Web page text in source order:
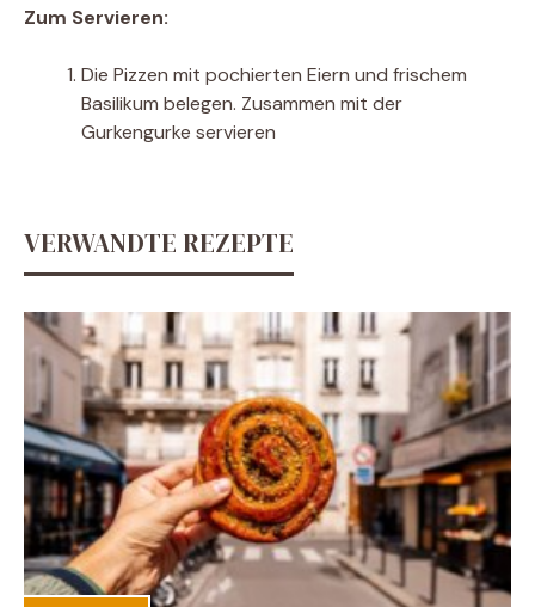
Zum Servieren:
Die Pizzen mit pochierten Eiern und frischem
Basilikum belegen. Zusammen mit der
Gurkengurke servieren
VERWANDTE REZEPTE